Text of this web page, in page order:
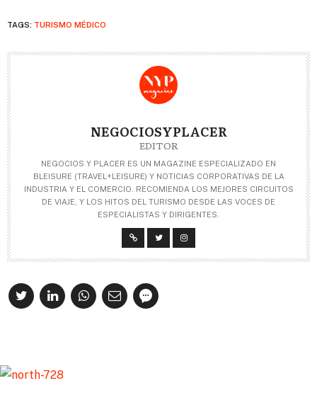
TAGS: TURISMO MÉDICO
NEGOCIOSYPLACER
EDITOR
NEGOCIOS Y PLACER ES UN MAGAZINE ESPECIALIZADO EN
BLEISURE (TRAVEL+LEISURE) Y NOTICIAS CORPORATIVAS DE LA
INDUSTRIA Y EL COMERCIO. RECOMIENDA LOS MEJORES CIRCUITOS
DE VIAJE, Y LOS HITOS DEL TURISMO DESDE LAS VOCES DE
ESPECIALISTAS Y DIRIGENTES.